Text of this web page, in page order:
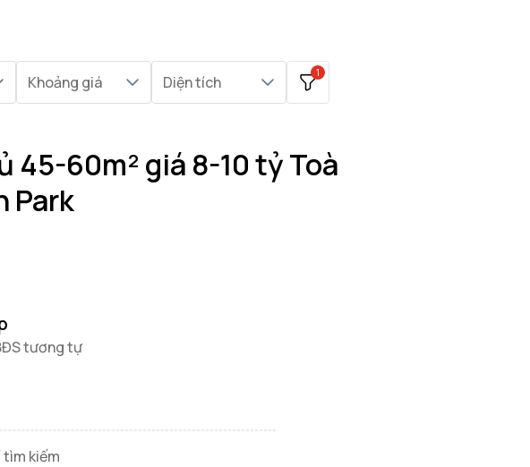
Khoảng giá Diện tích
1
45-60m² giá 8-10 tỷ Toà
Park
tương tự
tìm kiếm